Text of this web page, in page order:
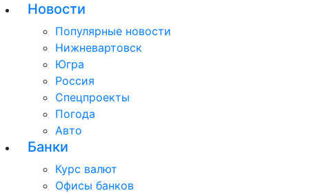
Новости
Популярные новости
Нижневартовск
Югра
Россия
Спецпроекты
Погода
Авто
Банки
Курс валют
Офисы банков